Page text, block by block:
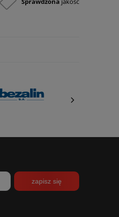
zapisz się